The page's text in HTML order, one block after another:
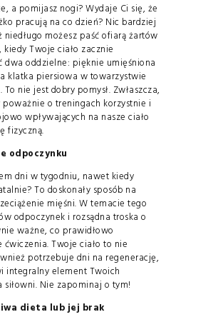
a pomijasz nogi? Wydaje Ci się, że
pracują na co dzień? Nic bardziej
niedługo możesz paść ofiarą żartów
Twoje ciało zacznie
dwa oddzielne: pięknie umięśniona
klatka piersiowa w towarzystwie
nie jest dobry pomysł. Zwłaszcza,
poważnie o treningach korzystnie i
wpływających na nasze ciało
fizyczną.
odpoczynku
dni w tygodniu, nawet kiedy
To doskonały sposób na
mięśni. W temacie tego
odpoczynek i rozsądna troska o
ważne, co prawidłowo
Twoje ciało to nie
potrzebuje dni na regenerację,
integralny element Twoich
siłowni. Nie zapominaj o tym!
dieta lub jej brak